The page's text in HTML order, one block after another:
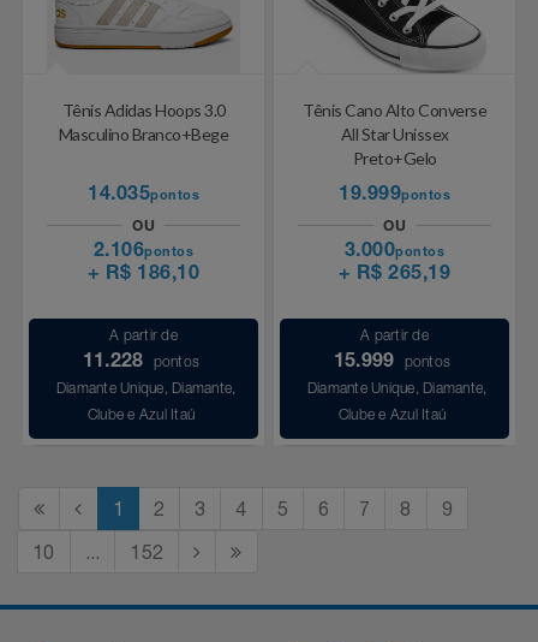
Tênis Adidas Hoops 3.0
Masculino Branco+Bege
14.035pontos
OU
2.106pontos
+ R$ 186,10
A partir de
11.228
pontos
Diamante Unique, Diamante,
Clube e Azul Itaú
Tênis Cano Alto Converse
All Star Unissex
Preto+Gelo
19.999pontos
OU
3.000pontos
+ R$ 265,19
A partir de
15.999
pontos
Diamante Unique, Diamante,
Clube e Azul Itaú
1 2 3 4 5 6 7 8
9
10
... 152